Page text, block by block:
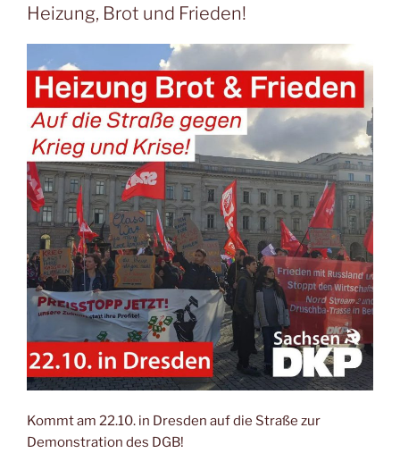
Heizung, Brot und Frieden!
Kommt am 22.10. in Dresden auf die Straße zur
Demonstration des DGB!